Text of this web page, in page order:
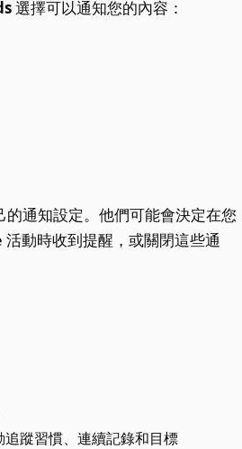
選擇可以通知您的內容：
通知設定。他們可能會決定在您
動時收到提醒，或關閉這些通
蹤習慣、連續記錄和目標